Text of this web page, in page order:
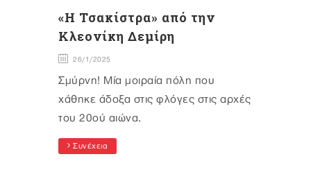
«Η Τσακίστρα» από την
Κλεονίκη Δεμίρη
26/1/2025
Σμύρνη! Μία μοιραία πόλη που
χάθηκε άδοξα στις φλόγες στις αρχές
του 20ού αιώνα.
Συνέχεια